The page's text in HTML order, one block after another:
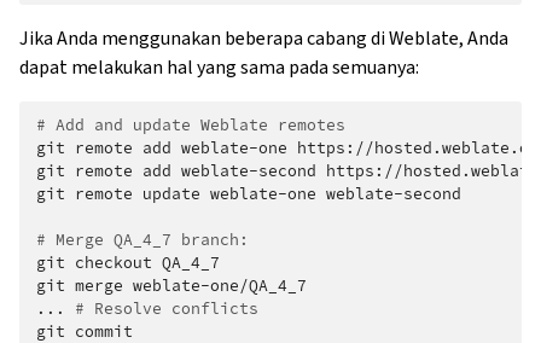
Jika Anda menggunakan beberapa cabang di Weblate, Anda
dapat melakukan hal yang sama pada semuanya:
# Add and update Weblate remotes
git remote add weblate-one https://
git remote add weblate-second https://
git remote update weblate-one weblate-second
# Merge QA_4_7 branch:
git checkout QA_4_7
git merge weblate-one/QA_4_7
...
# Resolve conflicts
git commit